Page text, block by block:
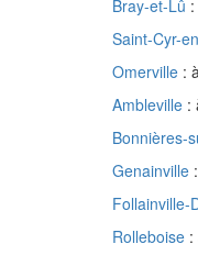
Bray-et-Lû
Saint-Cyr-
Omerville :
Ambleville :
Bonnières-
Genainville
Follainville-
Rolleboise :